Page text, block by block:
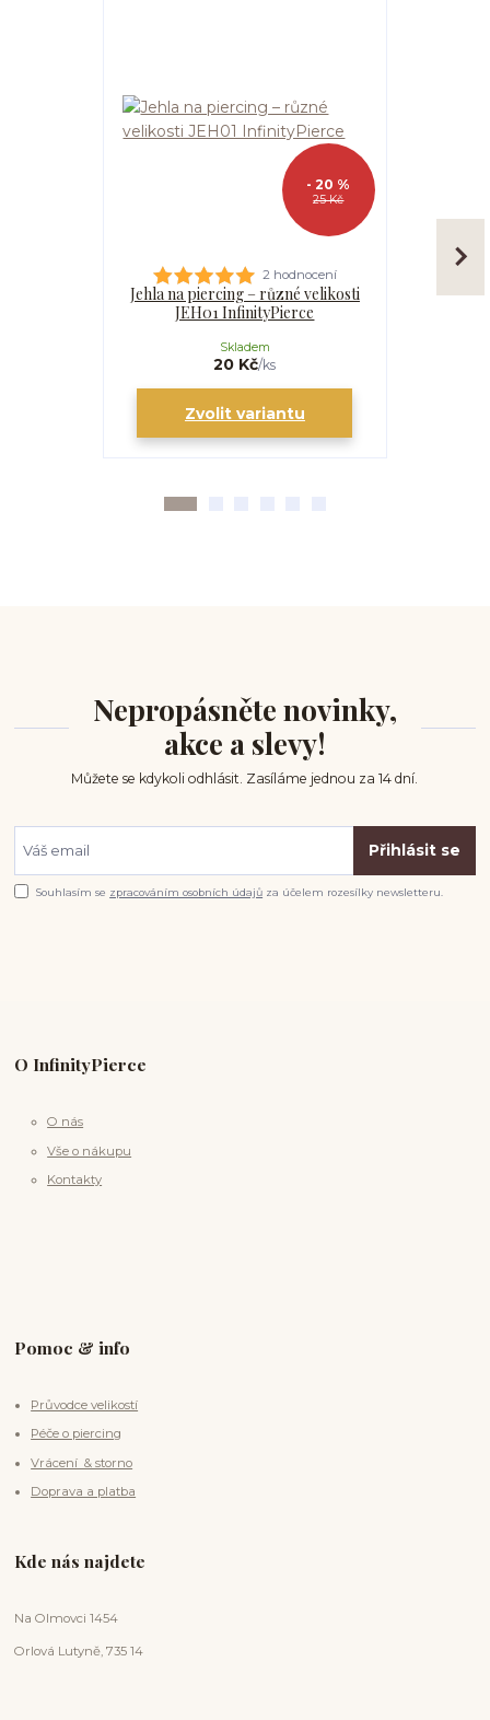
25 Kč
- 20 %
2 hodnocení
Jehla na piercing – různé velikosti
JEH01 InfinityPierce
20 Kč/ks
Skladem
Zvolit variantu
Nepropásněte novinky,
akce a slevy!
Můžete se kdykoli odhlásit. Zasíláme jednou za 14 dní.
Přihlásit se
Souhlasím se zpracováním osobních údajů za účelem rozesílky newsletteru.
O InfinityPierce
O nás
Vše o nákupu
Kontakty
Pomoc & info
Průvodce velikostí
Péče o piercing
Vrácení & storno
Doprava a platba
Kde nás najdete
Na Olmovci 1454
Orlová Lutyně, 735 14